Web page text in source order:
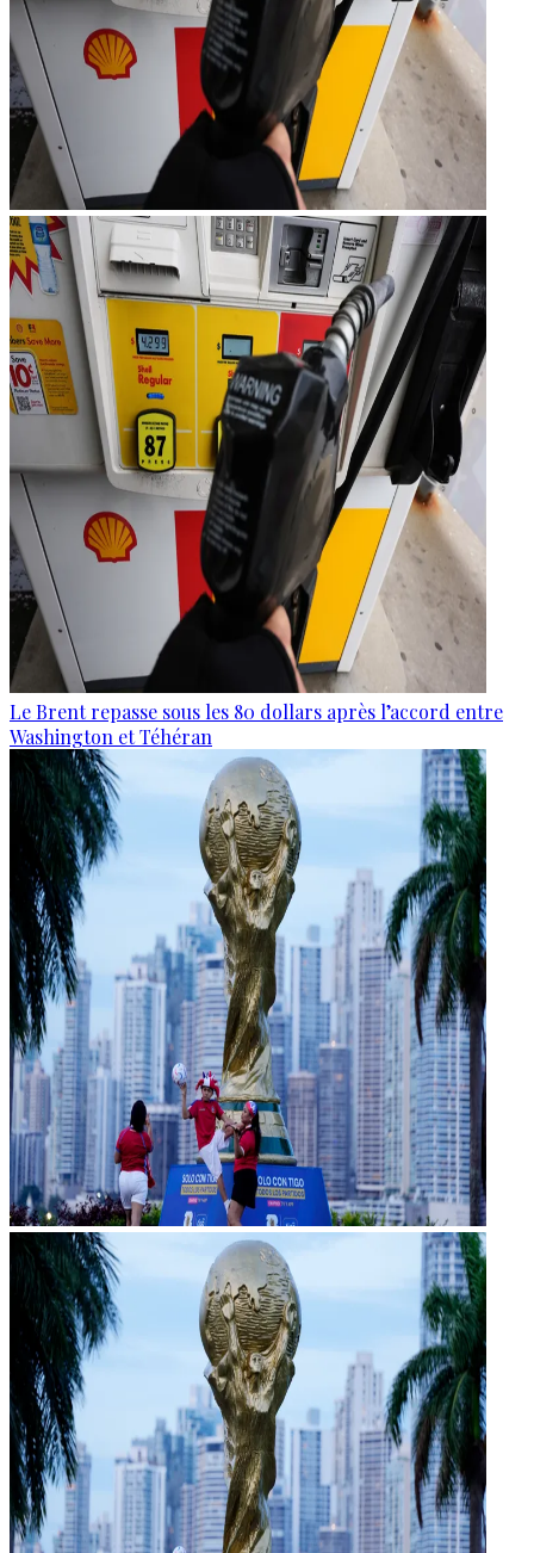
Le Brent repasse sous les 80 dollars après l’accord entre
Washington et Téhéran